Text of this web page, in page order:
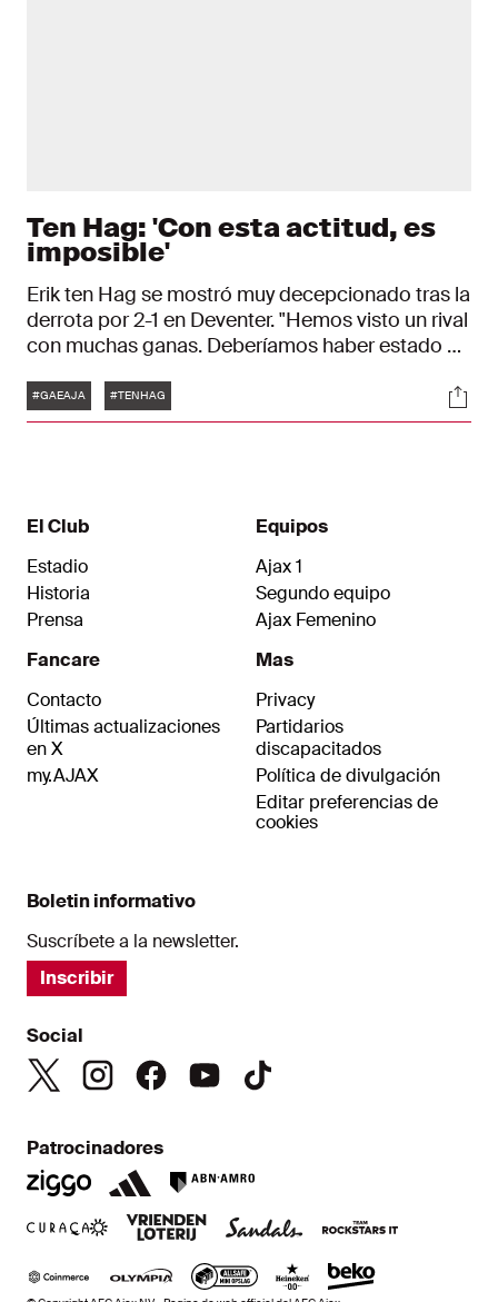
Ten Hag: 'Con esta actitud, es
imposible'
Erik ten Hag se mostró muy decepcionado tras la
derrota por 2-1 en Deventer. "Hemos visto un rival
con muchas ganas. Deberíamos haber estado al
tampoco materializamos nuestras
oportunidades..."
Etiquetas
#GAEAJA #TENHAG
El Club
Estadio
Historia
Prensa
Fancare
Contacto
Últimas actualizaciones
en X
my.AJAX
Equipos
Ajax 1
Segundo equipo
Ajax Femenino
Mas
Privacy
Partidarios
discapacitados
Política de divulgación
Editar preferencias de
cookies
Boletin informativo
Suscríbete a la newsletter.
Inscribir
Social
Patrocinadores